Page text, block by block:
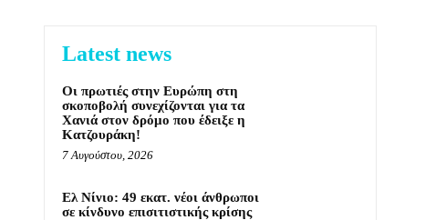
Latest news
Οι πρωτιές στην Ευρώπη στη
σκοποβολή συνεχίζονται για τα
Χανιά στον δρόμο που έδειξε η
Κατζουράκη!
7 Αυγούστου, 2026
Ελ Νίνιο: 49 εκατ. νέοι άνθρωποι
σε κίνδυνο επισιτιστικής κρίσης